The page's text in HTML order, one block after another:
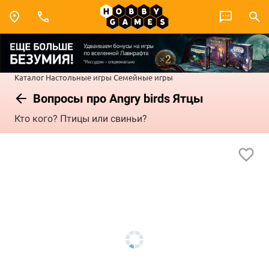
Каталог Настольные игры Семейные игры
Вопросы про Angry birds Ятцы
Кто кого? Птицы или свиньи?